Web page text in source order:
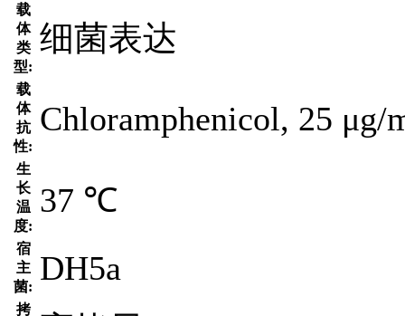
载
体
类
型:
细菌表达
载
体
抗
性:
Chloramphenicol, 25 μg/
生
长
温
度:
37 ℃
宿
主
菌: DH5a
拷